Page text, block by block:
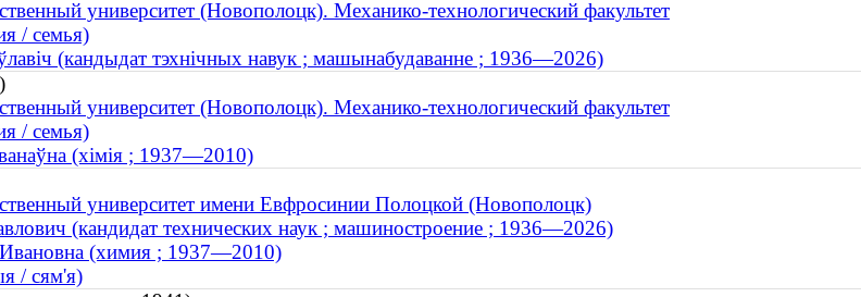
университет (Новополоцк). Механико-технологический факультет
/ семья)
(кандыдат тэхнічных навук ; машынабудаванне ; 1936—2026)
университет (Новополоцк). Механико-технологический факультет
/ семья)
(хімія ; 1937—2010)
университет имени Евфросинии Полоцкой (Новополоцк)
(кандидат технических наук ; машиностроение ; 1936—2026)
(химия ; 1937—2010)
/ сям'я)